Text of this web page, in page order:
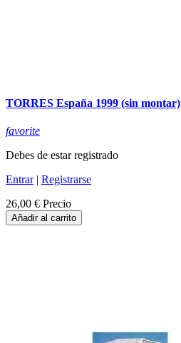
TORRES España 1999 (sin montar)
favorite
Debes de estar registrado
Entrar| Registrarse
26,00 € Precio
Añadir al carrito